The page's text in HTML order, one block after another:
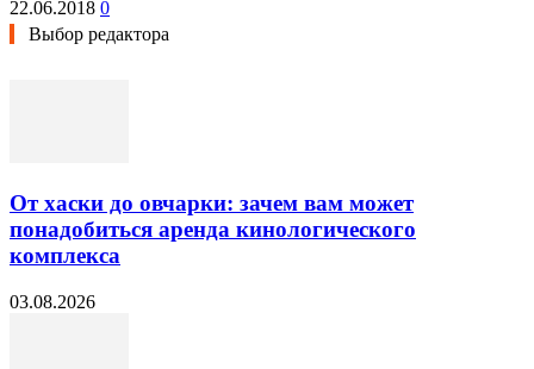
22.06.2018 0
Выбор редактора
От хаски до овчарки: зачем вам может
понадобиться аренда кинологического
комплекса
03.08.2026